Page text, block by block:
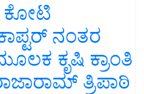
ಕೋಟಿ
ನಂತರ
ಕೃಷಿ ಕ್ರಾಂತಿ
ತ್ರಿಪಾಠಿ